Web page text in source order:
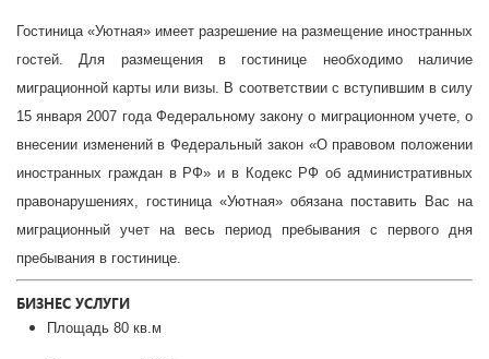
Гостиница «Уютная» имеет разрешение на размещение иностранных
гостей. Для размещения в гостинице необходимо наличие
миграционной карты или визы. В соответствии с вступившим в силу
15 января 2007 года Федеральному закону о миграционном учете, о
внесении изменений в Федеральный закон «О правовом положении
иностранных граждан в РФ» и в Кодекс РФ об административных
правонарушениях, гостиница «Уютная» обязана поставить Вас на
миграционный учет на весь период пребывания с первого дня
пребывания в гостинице.
БИЗНЕС УСЛУГИ
Площадь 80 кв.м